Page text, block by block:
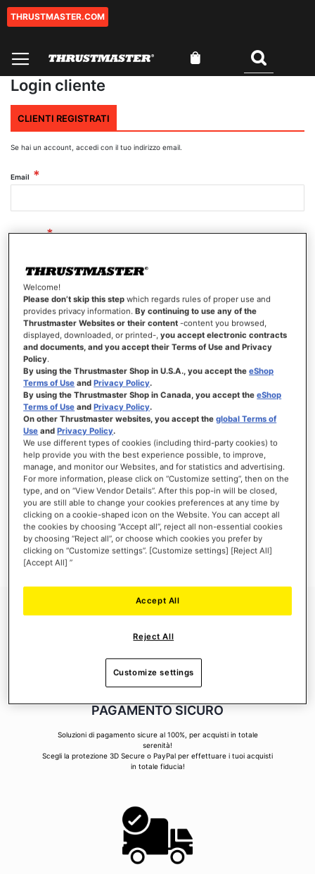
Salta
THRUSTMASTER.COM
Login cliente
CLIENTI REGISTRATI
Se hai un account, accedi con il tuo indirizzo email.
Email
Password
Mostra password
ACCEDI
Hai dimenticato la password?
NUOVI CLIENTI
La creazione di un account ha molti vantaggi: check-out veloce, salvare più di un
indirizzo, tenere traccia degli ordini e altro ancora.
CREA UN ACCOUNT
PAGAMENTO SICURO
Soluzioni di pagamento sicure al 100%, per acquisti in totale
serenità!
Scegli la protezione 3D Secure o PayPal per effettuare i tuoi acquisti
in totale fiducia!
Welcome!
Please don’t skip this step which regards rules of proper use and
provides privacy information.By continuing to use any of the
Thrustmaster Websites or their content -content you browsed,
displayed, downloaded, or printed-,you accept electronic contracts
and documents, and you accept their Terms of Use and Privacy
Policy.
By using the Thrustmaster Shop in U.S.A., you accept theeShop
Terms of Use andPrivacy Policy.
By using the Thrustmaster Shop in Canada, you accept theeShop
Terms of Use andPrivacy Policy.
On other Thrustmaster websites, you accept theglobal Terms of
Use andPrivacy Policy.
We use different types of cookies (including third-party cookies) to
help provide you with the best experience possible, to improve,
manage, and monitor our Websites, and for statistics and advertising.
For more information, please click on “Customize setting”, then on the
type, and on “View Vendor Details”. After this pop-in will be closed,
you are still able to change your cookies preferences at any time by
clicking on a cookie-shaped icon on the Website. You can accept all
the cookies by choosing “Accept all”, reject all non-essential cookies
by choosing “Reject all”, or choose which cookies you prefer by
clicking on “Customize settings”. [Customize settings] [Reject All]
[Accept All] ”
Reject All
Accept All
Customize settings